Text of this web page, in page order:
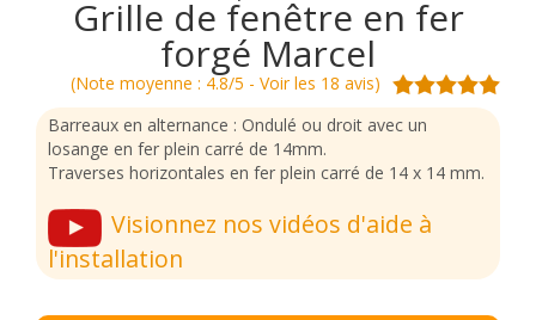
Grille de fenêtre en fer
forgé Marcel
(Note moyenne : 4.8/5 - Voir les 18 avis)
Barreaux en alternance : Ondulé ou droit avec un
losange en fer plein carré de 14mm.
Traverses horizontales en fer plein carré de 14 x 14 mm.
Visionnez nos vidéos d'aide à
l'installation